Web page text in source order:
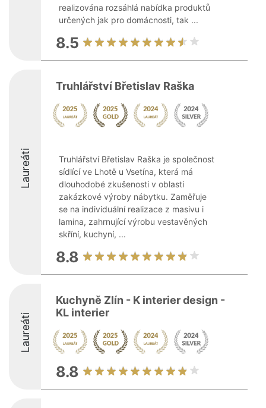
realizována rozsáhlá nabídka produktů
určených jak pro domácnosti, tak ...
8.5
Laureáti
Truhlářství Břetislav Raška
Truhlářství Břetislav Raška je společnost
sídlící ve Lhotě u Vsetína, která má
dlouhodobé zkušenosti v oblasti
zakázkové výroby nábytku. Zaměřuje
se na individuální realizace z masivu i
lamina, zahrnující výrobu vestavěných
skříní, kuchyní, ...
8.8
Laureáti
Kuchyně Zlín - K interier design -
KL interier
8.8